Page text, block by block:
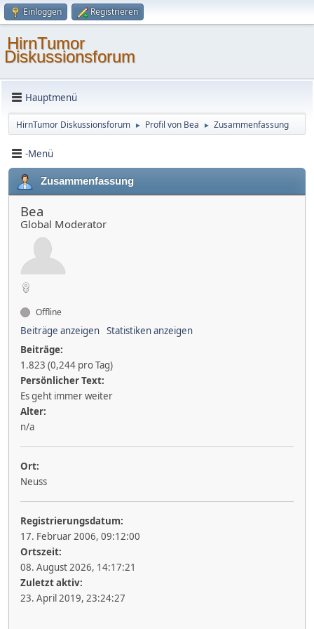
Einloggen Registrieren
HirnTumor
Diskussionsforum
Hauptmenü
HirnTumor Diskussionsforum ► Profil von Bea ► Zusammenfassung
-Menü
Zusammenfassung
Bea
Global Moderator
Offline
Beiträge anzeigen Statistiken anzeigen
Beiträge:
1.823 (0,244 pro Tag)
Persönlicher Text:
Es geht immer weiter
Alter:
n/a
Ort:
Neuss
Registrierungsdatum:
17. Februar 2006, 09:12:00
Ortszeit:
08. August 2026, 14:17:21
Zuletzt aktiv:
23. April 2019, 23:24:27